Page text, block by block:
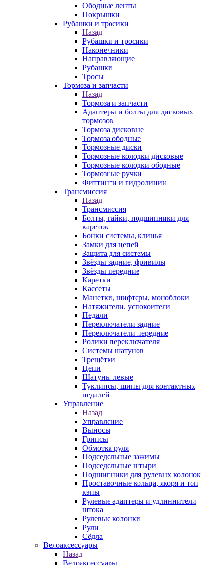
Ободные ленты
Покрышки
Рубашки и тросики
Назад
Рубашки и тросики
Наконечники
Направляющие
Рубашки
Тросы
Тормоза и запчасти
Назад
Тормоза и запчасти
Адаптеры и болты для дисковых
тормозов
Тормоза дисковые
Тормоза ободные
Тормозные диски
Тормозные колодки дисковые
Тормозные колодки ободные
Тормозные ручки
Фиттинги и гидролинии
Трансмиссия
Назад
Трансмиссия
Болты, гайки, подшипники для
кареток
Бонки системы, клинья
Замки для цепей
Защита для системы
Звёзды задние, фривилы
Звёзды передние
Каретки
Кассеты
Манетки, шифтеры, моноблоки
Натяжители. успокоители
Педали
Переключатели задние
Переключатели передние
Ролики переключателя
Системы шатунов
Трещётки
Цепи
Шатуны левые
Туклипсы, шипы для контактных
педалей
Управление
Назад
Управление
Выносы
Грипсы
Обмотка руля
Подседельные зажимы
Подседельные штыри
Подшипники для рулевых колонок
Проставочные кольца, якоря и топ
кэпы
Рулевые адаптеры и удлиннители
штока
Рулевые колонки
Рули
Сёдла
Велоаксессуары
Назад
Велоаксессуары